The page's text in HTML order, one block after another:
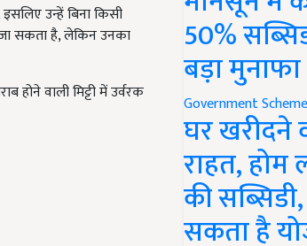
सकता है, लेकिन उनका
वाली मिट्टी में उर्वरक
50%
बड़ा मुनाफा
Government Scheme
घर खरीदने
राहत, होम
की
सकता है